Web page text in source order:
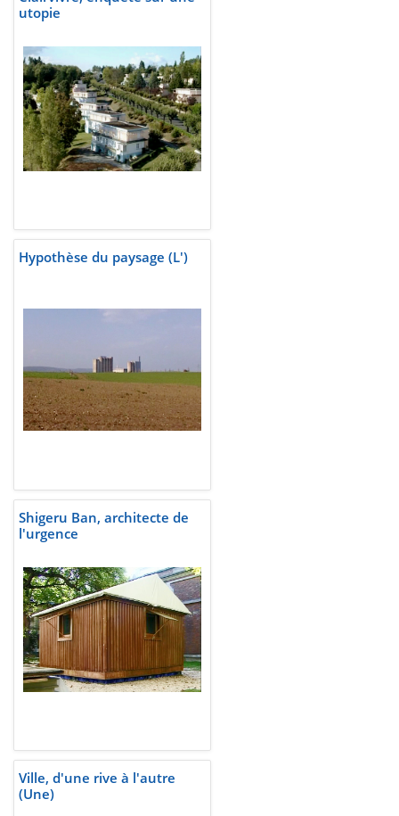
utopie
Hypothèse du paysage (L')
Shigeru Ban, architecte de
l'urgence
Ville, d'une rive à l'autre
(Une)